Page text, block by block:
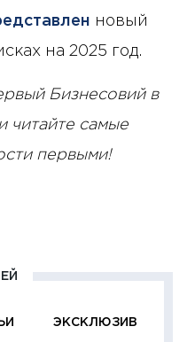
новый
на 2025 год.
Бизнесовий в
читайте самые
первыми!
ЭКСКЛЮЗИВ